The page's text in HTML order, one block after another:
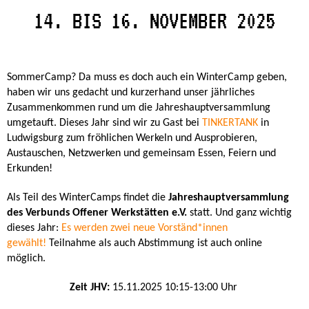
14. BIS 16. NOVEMBER 2025
SommerCamp? Da muss es doch auch ein WinterCamp geben,
haben wir uns gedacht und kurzerhand unser jährliches
Zusammenkommen rund um die Jahreshauptversammlung
umgetauft. Dieses Jahr sind wir zu Gast bei TINKERTANK in
Ludwigsburg zum fröhlichen Werkeln und Ausprobieren,
Austauschen, Netzwerken und gemeinsam Essen, Feiern und
Erkunden!
Als Teil des WinterCamps findet die Jahreshauptversammlung
des Verbunds Offener Werkstätten e.V. statt. Und ganz wichtig
dieses Jahr: Es werden zwei neue Vorständ*innen
gewählt! Teilnahme als auch Abstimmung ist auch online
möglich.
Zeit JHV:15.11.2025 10:15-13:00 Uhr